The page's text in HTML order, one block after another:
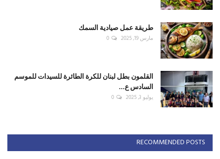
طريقة عمل صيادية السمك
مارس 19, 2025 0
القلمون بطل لبنان للكرة الطائرة للسيدات للموسم
السادس ع...
يوليو 3, 2025 0
RECOMMENDED POSTS